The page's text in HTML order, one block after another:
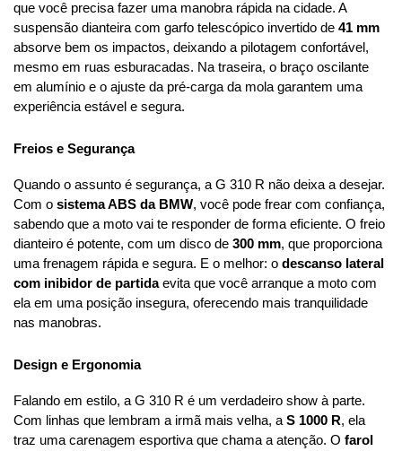
que você precisa fazer uma manobra rápida na cidade. A
suspensão dianteira com garfo telescópico invertido de 41 mm
absorve bem os impactos, deixando a pilotagem confortável,
mesmo em ruas esburacadas. Na traseira, o braço oscilante
em alumínio e o ajuste da pré-carga da mola garantem uma
experiência estável e segura.
Freios e Segurança
Quando o assunto é segurança, a G 310 R não deixa a desejar.
Com o sistema ABS da BMW, você pode frear com confiança,
sabendo que a moto vai te responder de forma eficiente. O freio
dianteiro é potente, com um disco de 300 mm, que proporciona
uma frenagem rápida e segura. E o melhor: o descanso lateral
com inibidor de partida evita que você arranque a moto com
ela em uma posição insegura, oferecendo mais tranquilidade
nas manobras.
Design e Ergonomia
Falando em estilo, a G 310 R é um verdadeiro show à parte.
Com linhas que lembram a irmã mais velha, a S 1000 R, ela
traz uma carenagem esportiva que chama a atenção. O farol